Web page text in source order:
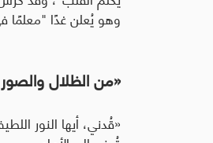
وهو يُعلن غدًا "معلمًا
«من الظلال
«قُدني، أيها النور